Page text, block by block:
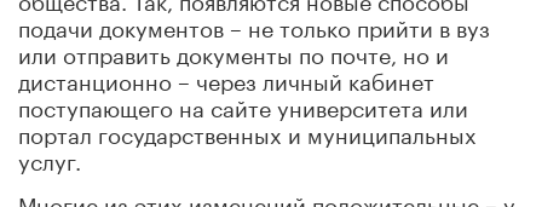
подачи документов – не только прийти в вуз
или отправить документы по почте, но и
дистанционно – через личный кабинет
поступающего на сайте университета или
портал государственных и муниципальных
услуг.